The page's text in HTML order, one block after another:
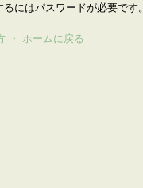
にはパスワードが必要です。
・ ホームに戻る